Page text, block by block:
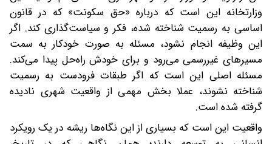
وزارتخانه این است که درباره «حق سکونت» که در قانون
اساسی به رسمیت شناخته شده، فکر و سیاست‌گذاری کند. اگر
این وظیفه انجام نشود، مسئله به‌ صورت خودکار به سمت
مسیرهای غیررسمی می‌رود و برای خودش راه‌حل پیدا می‌کند.
مسئله اصلی این است که اگر طبقات فرودست به رسمیت
شناخته نشوند، عملا بخش مهمی از واقعیت شهری نادیده
گرفته شده است.
واقعیت این است که بسیاری از این نگاه‌ها ریشه در یک رویکرد